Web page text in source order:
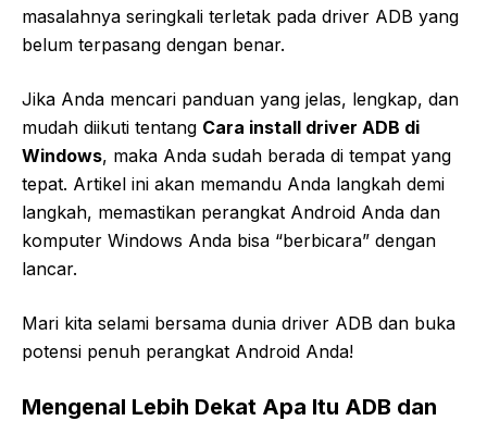
masalahnya seringkali terletak pada driver ADB yang
belum terpasang dengan benar.
Jika Anda mencari panduan yang jelas, lengkap, dan
mudah diikuti tentang Cara install driver ADB di
Windows, maka Anda sudah berada di tempat yang
tepat. Artikel ini akan memandu Anda langkah demi
langkah, memastikan perangkat Android Anda dan
komputer Windows Anda bisa “berbicara” dengan
lancar.
Mari kita selami bersama dunia driver ADB dan buka
potensi penuh perangkat Android Anda!
Mengenal Lebih Dekat Apa Itu ADB dan